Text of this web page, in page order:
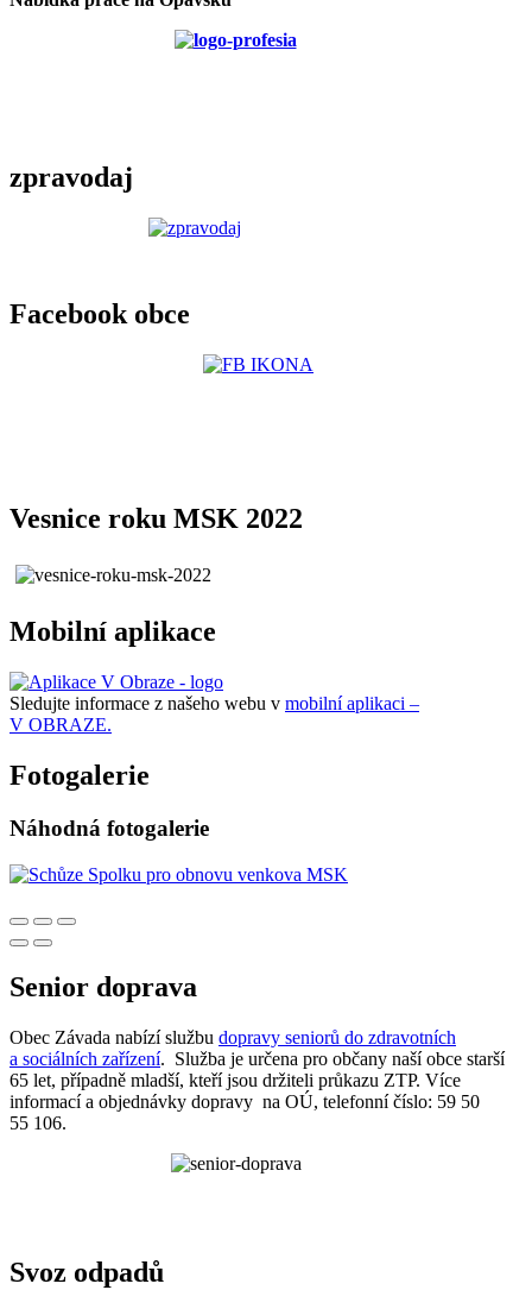
zpravodaj
Facebook obce
Vesnice roku MSK 2022
Mobilní aplikace
Sledujte informace z našeho webu v mobilní aplikaci –
V OBRAZE.
Fotogalerie
Náhodná fotogalerie
Senior doprava
Obec Závada nabízí službu dopravy seniorů do zdravotních
a sociálních zařízení. Služba je určena pro občany naší obce starší
65 let, případně mladší, kteří jsou držiteli průkazu ZTP. Více
informací a objednávky dopravy na OÚ, telefonní číslo: 59 50
55 106.
Svoz odpadů